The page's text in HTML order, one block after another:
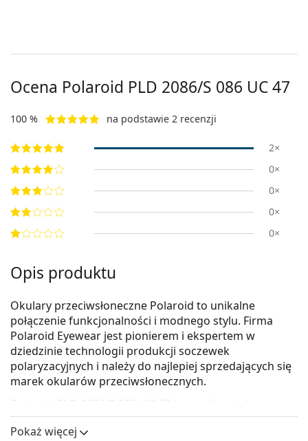
Ocena Polaroid PLD 2086/S 086 UC 47
100 % na podstawie 2 recenzji
2×
0×
0×
0×
0×
Opis produktu
Okulary przeciwsłoneczne Polaroid to unikalne
połączenie funkcjonalności i modnego stylu. Firma
Polaroid Eyewear jest pionierem i ekspertem w
dziedzinie technologii produkcji soczewek
polaryzacyjnych i należy do najlepiej sprzedających się
marek okularów przeciwsłonecznych.
Polaroid PLD 2086/S 086 UC 47
przeciwsłoneczne.
Pokaż więcej